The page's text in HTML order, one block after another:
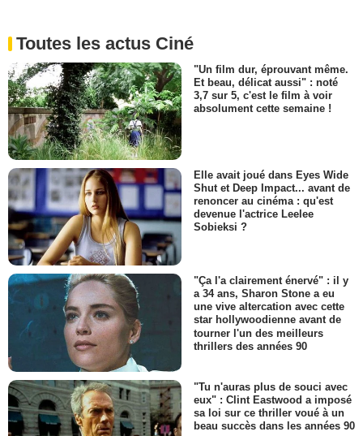
Toutes les actus Ciné
"Un film dur, éprouvant même.
Et beau, délicat aussi" : noté
3,7 sur 5, c'est le film à voir
absolument cette semaine !
Elle avait joué dans Eyes Wide
Shut et Deep Impact... avant de
renoncer au cinéma : qu'est
devenue l'actrice Leelee
Sobieksi ?
"Ça l'a clairement énervé" : il y
a 34 ans, Sharon Stone a eu
une vive altercation avec cette
star hollywoodienne avant de
tourner l'un des meilleurs
thrillers des années 90
"Tu n'auras plus de souci avec
eux" : Clint Eastwood a imposé
sa loi sur ce thriller voué à un
beau succès dans les années 90